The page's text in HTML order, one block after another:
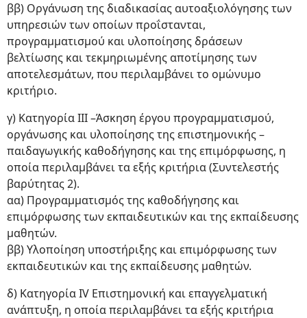
ββ) Οργάνωση της διαδικασίας αυτοαξιολόγησης των
υπηρεσιών των οποίων προΐστανται,
προγραμματισμού και υλοποίησης δράσεων
βελτίωσης και τεκμηριωμένης αποτίμησης των
αποτελεσμάτων, που περιλαμβάνει το ομώνυμο
κριτήριο.
γ) Κατηγορία ΙΙΙ –Άσκηση έργου προγραμματισμού,
οργάνωσης και υλοποίησης της επιστημονικής –
παιδαγωγικής καθοδήγησης και της επιμόρφωσης, η
οποία περιλαμβάνει τα εξής κριτήρια (Συντελεστής
βαρύτητας 2).
αα) Προγραμματισμός της καθοδήγησης και
επιμόρφωσης των εκπαιδευτικών και της εκπαίδευσης
μαθητών.
ββ) Υλοποίηση υποστήριξης και επιμόρφωσης των
εκπαιδευτικών και της εκπαίδευσης μαθητών.
δ) Κατηγορία ΙV Επιστημονική και επαγγελματική
ανάπτυξη, η οποία περιλαμβάνει τα εξής κριτήρια